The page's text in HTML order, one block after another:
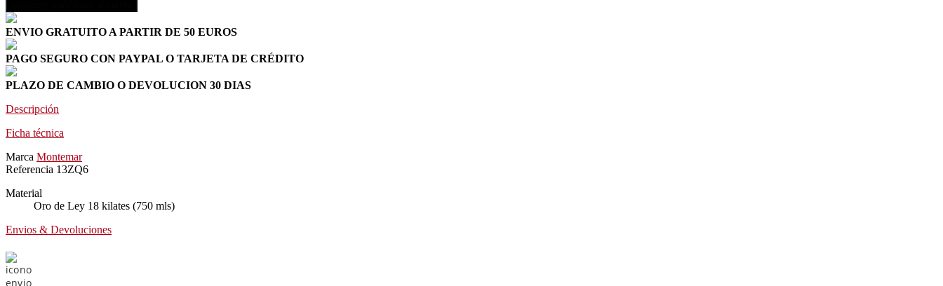
ENVIO GRATUITO A PARTIR DE 50 EUROS
PAGO SEGURO CON PAYPAL O TARJETA DE CRÉDITO
PLAZO DE CAMBIO O DEVOLUCION 30 DIAS
Descripción
Ficha técnica
Marca Montemar
Referencia 13ZQ6
Material
Oro de Ley 18 kilates (750 mls)
Envios & Devoluciones